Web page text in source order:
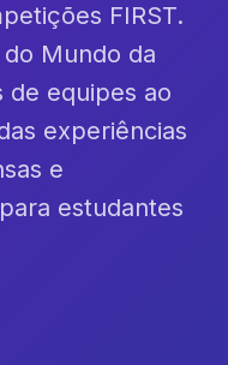
FIRST.
Mundo da
de equipes ao
experiências
e
estudantes